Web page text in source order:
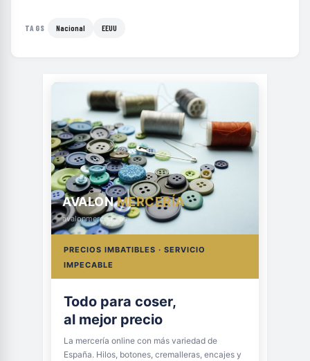
TAGS Nacional EEUU
AVALONMERCERÍA
avalonmerceria.es
PRECIOS IMBATIBLES · SERVICIO
IMPECABLE
Todo para coser,
al mejor precio
La mercería online con más variedad de
España. Hilos, botones, cremalleras, encajes y